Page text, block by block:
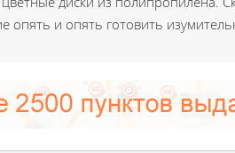
опять и опять готовить